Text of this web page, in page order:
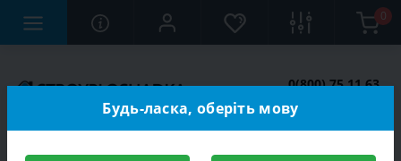
0
0(800) 75 11 63
Будь-ласка, оберіть мову